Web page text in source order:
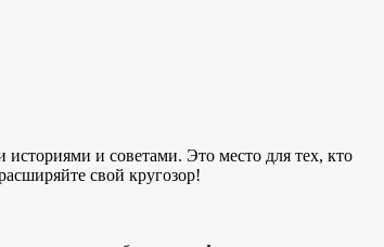
и советами. Это место для тех, кто
свой кругозор!